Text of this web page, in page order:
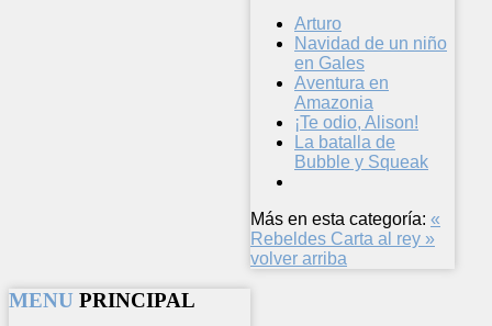
Arturo
Navidad de un niño
en Gales
Aventura en
Amazonia
¡Te odio, Alison!
La batalla de
Bubble y Squeak
Más en esta categoría: «
Rebeldes Carta al rey »
volver arriba
MENU PRINCIPAL